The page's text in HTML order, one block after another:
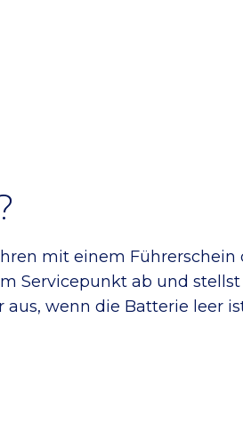
mit einem
Servicepunkt ab und
wenn die Batterie leer